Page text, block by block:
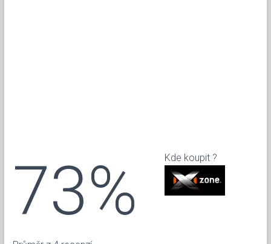
73% Kde koupit ?